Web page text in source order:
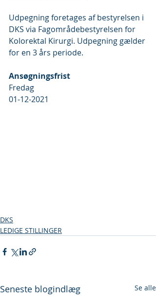
Udpegning foretages af bestyrelsen i
DKS via Fagområdebestyrelsen for
Kolorektal Kirurgi. Udpegning gælder
for en 3 års periode.
Ansøgningsfrist
Fredag
01-12-2021
DKS
LEDIGE STILLINGER
Seneste blogindlæg Se alle